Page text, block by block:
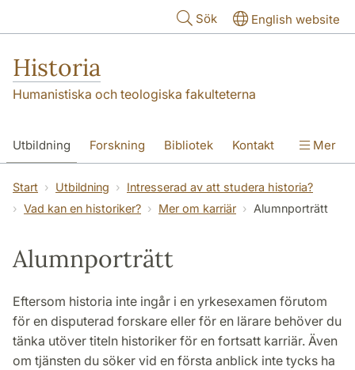
Sök English website
Historia
Humanistiska och teologiska fakulteterna
Utbildning Forskning Bibliotek Kontakt
Om oss
Mer
Start Utbildning
Intresserad av att studera historia?
Vad kan en historiker?
Mer om karriär Alumnporträtt
Alumnporträtt
Eftersom historia inte ingår i en yrkesexamen förutom
för en disputerad forskare eller för en lärare behöver du
tänka utöver titeln historiker för en fortsatt karriär. Även
om tjänsten du söker vid en första anblick inte tycks ha